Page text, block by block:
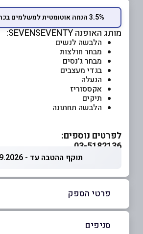
3.5% הנחה אוטומטית למשלמים בכרטיס המועדון
מותג האופנה SEVENSEVENTY:
הלבשה לנשים
מבחר חולצות
מבחר ג'נסים
בגדי מעצבים
הנעלה
אקססוריז
תיקים
הלבשה תחתונה
לפרטים נוספים:
03-5182136
תוקף ההטבה עד - 08.09.2026
פרטי הספק
סניפים